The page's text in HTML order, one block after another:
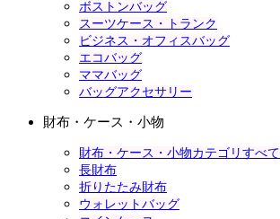
ボストンバッグ
スーツケース・トランク
ビジネス・オフィスバッグ
エコバッグ
ママバッグ
バッグアクセサリー
財布・ケース・小物
財布・ケース・小物カテゴリすべて
長財布
折りたたみ財布
ウォレットバッグ